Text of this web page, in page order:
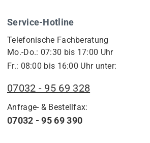
Service-Hotline
Telefonische Fachberatung
Mo.-Do.: 07:30 bis 17:00 Uhr
Fr.: 08:00 bis 16:00 Uhr unter:
07032 - 95 69 328
Anfrage- & Bestellfax:
07032 - 95 69 390